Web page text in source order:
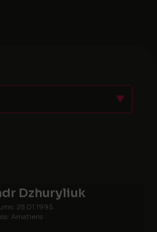
Dzhuryliuk
28.01.1995.
Amatieris